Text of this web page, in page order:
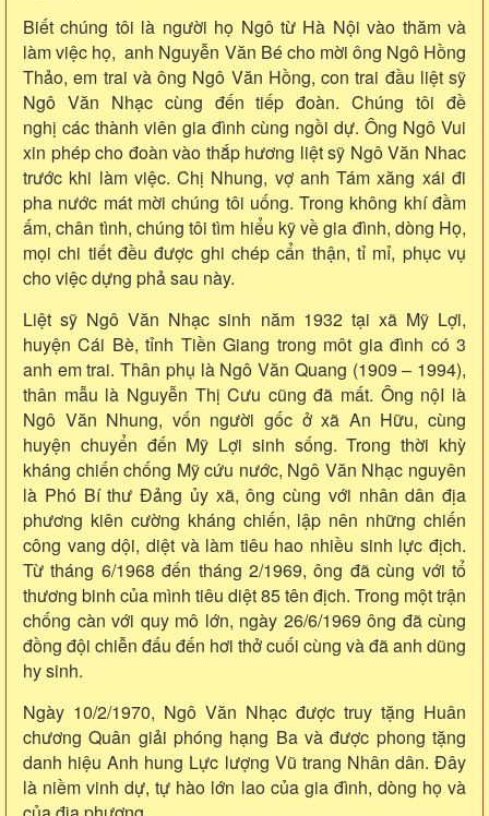
Biết chúng tôi là người họ Ngô từ Hà Nội vào thăm và
làm việc họ, anh Nguyễn Văn Bé cho mời ông Ngô Hồng
Thảo, em trai và ông Ngô Văn Hồng, con trai đầu liệt sỹ
Ngô Văn Nhạc cùng đến tiếp đoàn. Chúng tôi đề
nghị các thành viên gia đình cùng ngồi dự. Ông Ngô Vui
xin phép cho đoàn vào thắp hương liệt sỹ Ngô Văn Nhac
trước khi làm việc. Chị Nhung, vợ anh Tám xăng xái đi
pha nước mát mời chúng tôi uống. Trong không khí đầm
ấm, chân tình, chúng tôi tìm hiểu kỹ về gia đình, dòng Họ,
mọi chi tiết đều được ghi chép cẩn thận, tỉ mỉ, phục vụ
cho việc dựng phả sau này.
Liệt sỹ Ngô Văn Nhạc sinh năm 1932 tại xã Mỹ Lợi,
huyện Cái Bè, tỉnh Tiền Giang trong môt gia đình có 3
anh em trai. Thân phụ là Ngô Văn Quang (1909 – 1994),
thân mẫu là Nguyễn Thị Cưu cũng đã mất. Ông nộI là
Ngô Văn Nhung, vốn người gốc ở xã An Hữu, cùng
huyện chuyển đến Mỹ Lợi sinh sống. Trong thời khỳ
kháng chiến chống Mỹ cứu nước, Ngô Văn Nhạc nguyên
là Phó Bí thư Đảng ủy xã, ông cùng với nhân dân địa
phương kiên cường kháng chiến, lập nên những chiến
công vang dội, diệt và làm tiêu hao nhiều sinh lực địch.
Từ tháng 6/1968 đến tháng 2/1969, ông đã cùng với tổ
thương binh của mình tiêu diệt 85 tên địch. Trong một trận
chống càn với quy mô lớn, ngày 26/6/1969 ông đã cùng
đồng đội chiễn đấu đến hơi thở cuối cùng và đã anh dũng
hy sinh.
Ngày 10/2/1970, Ngô Văn Nhạc được truy tặng Huân
chương Quân giải phóng hạng Ba và được phong tặng
danh hiệu Anh hung Lực lượng Vũ trang Nhân dân. Đây
là niềm vinh dự, tự hào lớn lao của gia đình, dòng họ và